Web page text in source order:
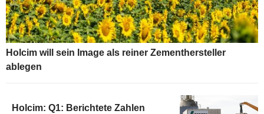
Holcim will sein Image als reiner Zementhersteller
ablegen
Holcim: Q1: Berichtete Zahlen